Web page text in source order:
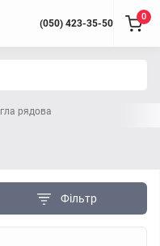
(050) 423-35-50
0
рядова
Фільтр